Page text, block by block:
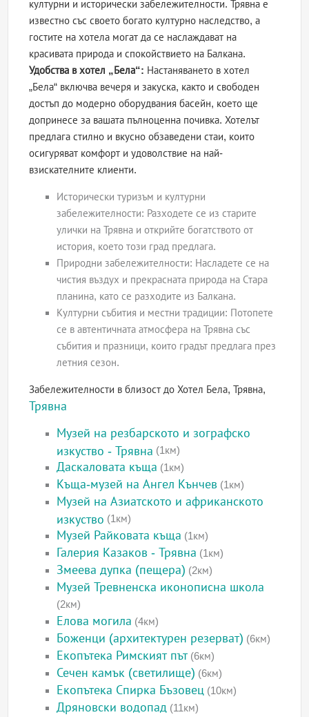
културни и исторически забележителности. Трявна е
известно със своето богато културно наследство, а
гостите на хотела могат да се наслаждават на
красивата природа и спокойствието на Балкана.
Удобства в хотел „Бела“: Настаняването в хотел
„Бела“ включва вечеря и закуска, както и свободен
достъп до модерно оборудвания басейн, което ще
допринесе за вашата пълноценна почивка. Хотелът
предлага стилно и вкусно обзаведени стаи, които
осигуряват комфорт и удоволствие на най-
взискателните клиенти.
Исторически туризъм и културни
забележителности: Разходете се из старите
улички на Трявна и открийте богатството от
история, което този град предлага.
Природни забележителности: Насладете се на
чистия въздух и прекрасната природа на Стара
планина, като се разходите из Балкана.
Културни събития и местни традиции: Потопете
се в автентичната атмосфера на Трявна със
събития и празници, които градът предлага през
летния сезон.
Забележителности в близост до Хотел Бела, Трявна,
Трявна
Музей на резбарското и зографско
изкуство - Трявна (1км)
Даскаловата къща (1км)
Къща-музей на Ангел Кънчев (1км)
Музей на Азиатското и африканското
изкуство (1км)
Музей Райковата къща (1км)
Галерия Казаков - Трявна (1км)
Змеева дупка (пещера) (2км)
Музей Тревненска иконописна школа
(2км)
Елова могила (4км)
Боженци (архитектурен резерват) (6км)
Екопътека Римският път(6км)
Сечен камък (светилище) (6км)
Екопътека Спирка Бъзовец (10км)
Дряновски водопад (11км)